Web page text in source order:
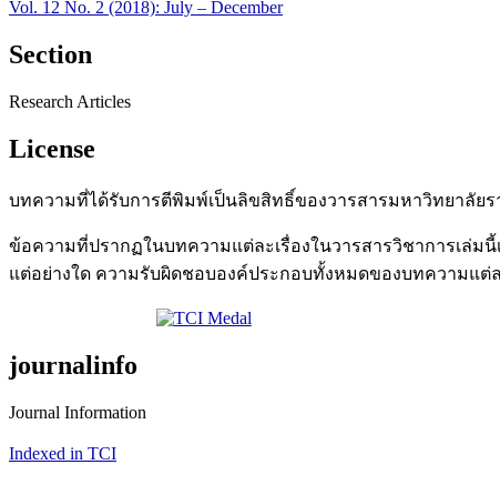
Vol. 12 No. 2 (2018): July – December
Section
Research Articles
License
บทความที่ได้รับการตีพิมพ์เป็นลิขสิทธิ์ของวารสารมหาวิทยาลัยร
ข้อความที่ปรากฏในบทความแต่ละเรื่องในวารสารวิชาการเล่
แต่อย่างใด ความรับผิดชอบองค์ประกอบทั้งหมดของบทความแต่
journalinfo
Journal Information
Indexed in TCI